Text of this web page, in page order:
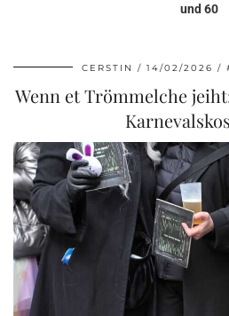
und 60
CERSTIN 14/02/2026
Wenn et Trömmelche